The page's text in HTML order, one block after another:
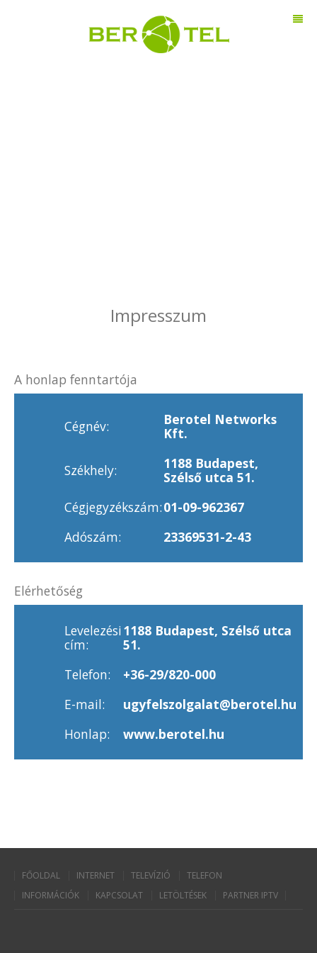
Impresszum
A honlap fenntartója
Cégnév:
Berotel Networks
Kft.
Székhely:
1188 Budapest,
Szélső utca 51.
Cégjegyzékszám:01-09-962367
Adószám:
23369531-2-43
Elérhetőség
Levelezési
cím:
1188 Budapest, Szélső utca
51.
Telefon:
+36-29/820-000
E-mail:
ugyfelszolgalat@berotel.hu
Honlap:
www.berotel.hu
FŐOLDAL INTERNET TELEVÍZIÓ
TELEFON
INFORMÁCIÓK
KAPCSOLAT LETÖLTÉSEK PARTNER IPTV